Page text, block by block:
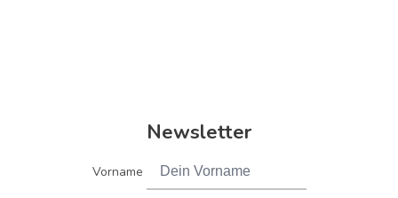
Newsletter
Vorname